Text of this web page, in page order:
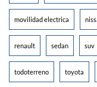
movilidad electrica
renault sedan suv
todoterreno toyota